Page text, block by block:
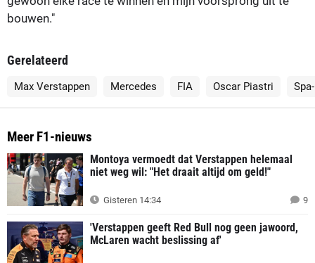
bouwen."
Gerelateerd
Max Verstappen Mercedes FIA Oscar Piastri
Meer F1-nieuws
Montoya vermoedt dat Verstappen helemaal
niet weg wil: "Het draait altijd om geld!"
Gisteren 14:34 9
'Verstappen geeft Red Bull nog geen jawoord,
McLaren wacht beslissing af'